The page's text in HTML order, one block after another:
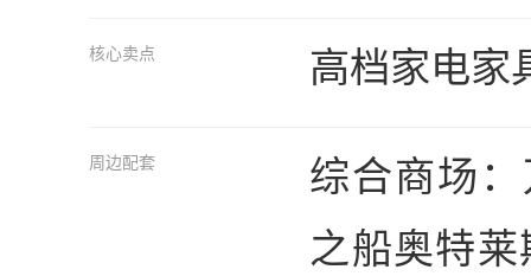
核心卖点 高档家电家
周边配套
综合商场
之船奥特